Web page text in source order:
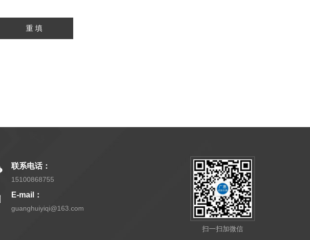
联系电话：
15100868755
E-mail：
guanghuiyiqi@163.com
扫一扫加微信